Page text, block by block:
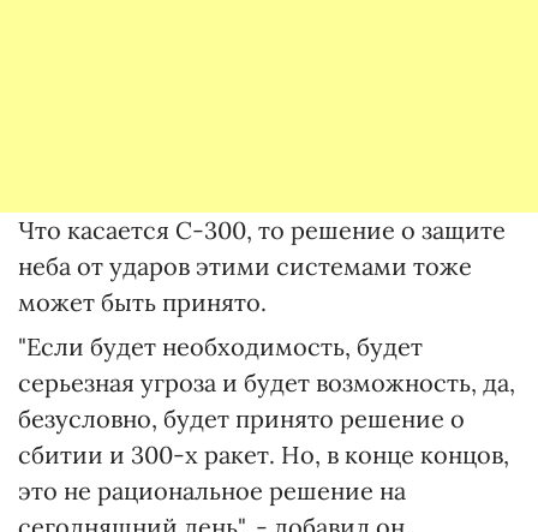
Что касается С-300, то решение о защите
неба от ударов этими системами тоже
может быть принято.
"Если будет необходимость, будет
серьезная угроза и будет возможность, да,
безусловно, будет принято решение о
сбитии и 300-х ракет. Но, в конце концов,
это не рациональное решение на